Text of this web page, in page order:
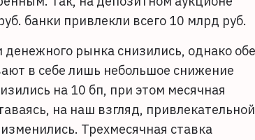
банки привлекли всего 10 млрд руб.
рынка снизились, однако обе
в себе лишь небольшое снижение
на 10 бп, при этом месячная
на наш взгляд, привлекательной
Трехмесячная ставка